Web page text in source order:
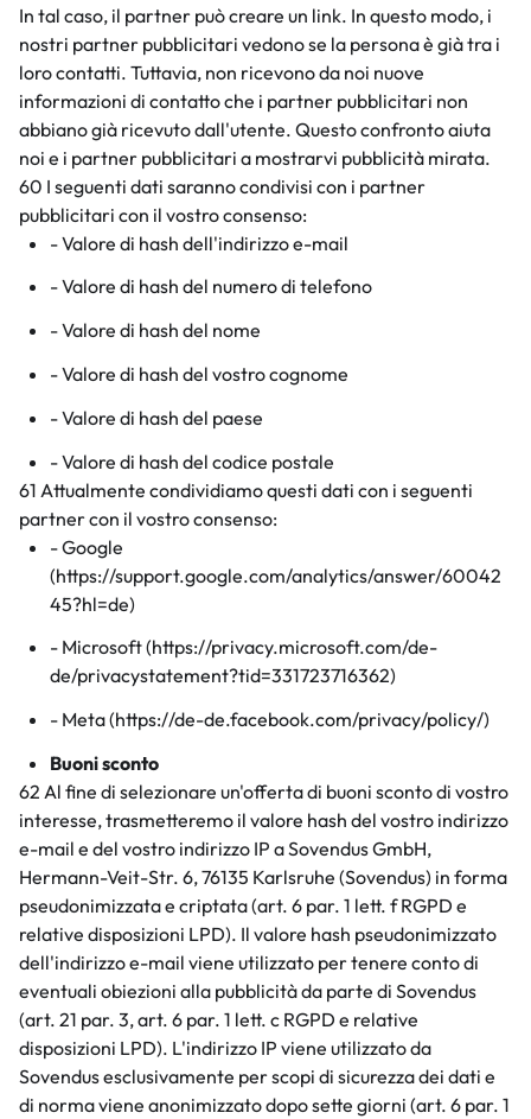
In tal caso, il partner può creare un link. In questo modo, i
nostri partner pubblicitari vedono se la persona è già tra i
loro contatti. Tuttavia, non ricevono da noi nuove
informazioni di contatto che i partner pubblicitari non
abbiano già ricevuto dall'utente. Questo confronto aiuta
noi e i partner pubblicitari a mostrarvi pubblicità mirata.
60 I seguenti dati saranno condivisi con i partner
pubblicitari con il vostro consenso:
- Valore di hash dell'indirizzo e-mail
- Valore di hash del numero di telefono
- Valore di hash del nome
- Valore di hash del vostro cognome
- Valore di hash del paese
- Valore di hash del codice postale
61 Attualmente condividiamo questi dati con i seguenti
partner con il vostro consenso:
- Google
(https://support.google.com/analytics/answer/60042
45?hl=de)
- Microsoft (https://privacy.microsoft.com/de-
de/privacystatement?tid=331723716362)
- Meta (https://de-de.facebook.com/privacy/policy/)
Buoni sconto
62 Al fine di selezionare un'offerta di buoni sconto di vostro
interesse, trasmetteremo il valore hash del vostro indirizzo
e-mail e del vostro indirizzo IP a Sovendus GmbH,
Hermann-Veit-Str. 6, 76135 Karlsruhe (Sovendus) in forma
pseudonimizzata e criptata (art. 6 par. 1 lett. f RGPD e
relative disposizioni LPD). Il valore hash pseudonimizzato
dell'indirizzo e-mail viene utilizzato per tenere conto di
eventuali obiezioni alla pubblicità da parte di Sovendus
(art. 21 par. 3, art. 6 par. 1 lett. c RGPD e relative
disposizioni LPD). L'indirizzo IP viene utilizzato da
Sovendus esclusivamente per scopi di sicurezza dei dati e
di norma viene anonimizzato dopo sette giorni (art. 6 par. 1